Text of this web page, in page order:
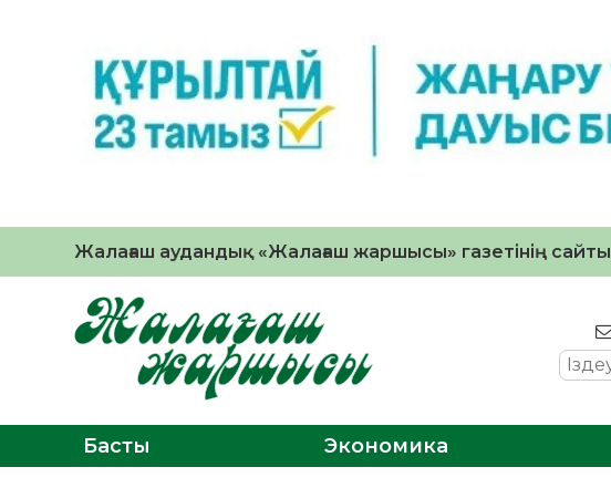
Жалағаш аудандық «Жалағаш жаршысы» газетінің сайты
Басты Экономика